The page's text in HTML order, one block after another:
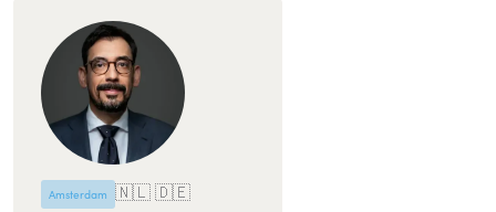
Amsterdam 🇳🇱 🇩🇪